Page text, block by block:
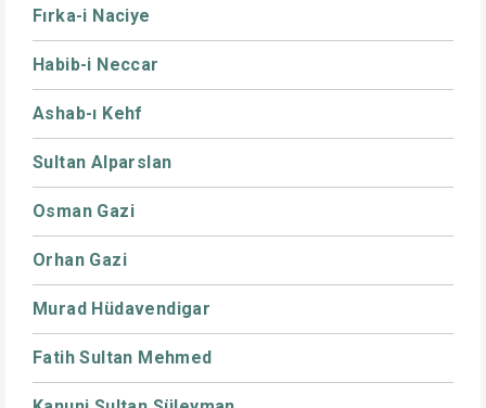
Fırka-i Naciye
Habib-i Neccar
Ashab-ı Kehf
Sultan Alparslan
Osman Gazi
Orhan Gazi
Murad Hüdavendigar
Fatih Sultan Mehmed